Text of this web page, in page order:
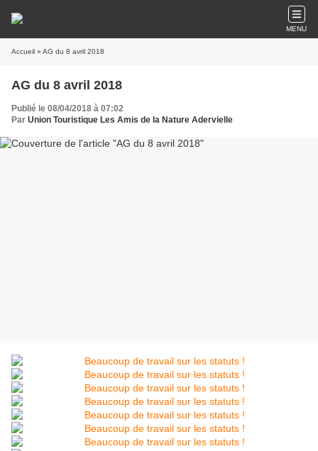
MENU
Accueil » AG du 8 avril 2018
AG du 8 avril 2018
Publié le 08/04/2018 à 07:02
Par Union Touristique Les Amis de la Nature Adervielle